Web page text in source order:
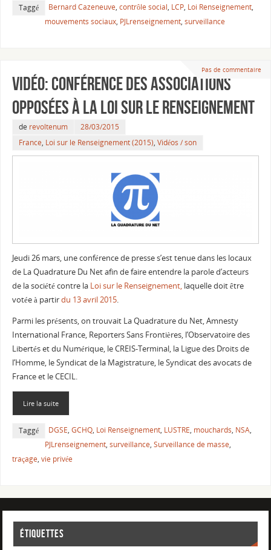
Taggé Bernard Cazeneuve, contrôle social, LCP, Loi Renseignement,
mouvements sociaux, PJLrenseignement, surveillance
Pas de commentaire
Vidéo: Conférence des associations
opposées à la Loi sur le Renseignement
de revoltenum
28/03/2015
France, Loi sur le Renseignement (2015), Vidéos / son
Jeudi 26 mars, une conférence de presse s’est tenue dans les locaux
de La Quadrature Du Net afin de faire entendre la parole d’acteurs
de la société contre la Loi sur le Renseignement,laquelle doit être
votée à partirdu 13 avril 2015.
Parmi les présents, on trouvait La Quadrature du Net, Amnesty
International France, Reporters Sans Frontières, l’Observatoire des
Libertés et du Numérique, le CREIS-Terminal, la Ligue des Droits de
l’Homme, le Syndicat de la Magistrature, le Syndicat des avocats de
France et le CECIL.
Lire la suite
Taggé DGSE, GCHQ, Loi Renseignement, LUSTRE, mouchards, NSA,
PJLrenseignement, surveillance, Surveillance de masse,
traçage, vie privée
Étiquettes